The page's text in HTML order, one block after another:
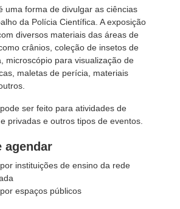
uma forma de divulgar as ciências
da Polícia Científica. A exposição
diversos materiais das áreas de
crânios, coleção de insetos de
microscópio para visualização de
maletas de perícia, materiais
ser feito para atividades de
privadas e outros tipos de eventos.
agendar
instituições de ensino da rede
espaços públicos